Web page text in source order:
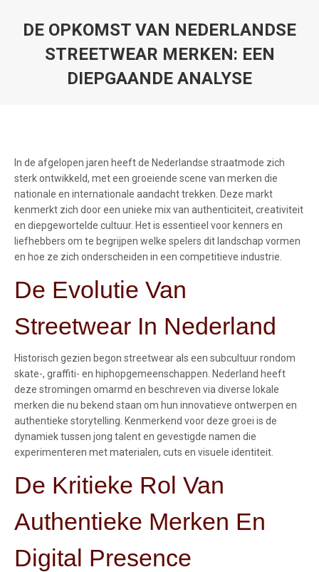
DE OPKOMST VAN NEDERLANDSE
STREETWEAR MERKEN: EEN
DIEPGAANDE ANALYSE
In de afgelopen jaren heeft de Nederlandse straatmode zich
sterk ontwikkeld, met een groeiende scene van merken die
nationale en internationale aandacht trekken. Deze markt
kenmerkt zich door een unieke mix van authenticiteit, creativiteit
en diepgewortelde cultuur. Het is essentieel voor kenners en
liefhebbers om te begrijpen welke spelers dit landschap vormen
en hoe ze zich onderscheiden in een competitieve industrie.
De Evolutie Van
Streetwear In Nederland
Historisch gezien begon streetwear als een subcultuur rondom
skate-, graffiti- en hiphopgemeenschappen. Nederland heeft
deze stromingen omarmd en beschreven via diverse lokale
merken die nu bekend staan om hun innovatieve ontwerpen en
authentieke storytelling. Kenmerkend voor deze groei is de
dynamiek tussen jong talent en gevestigde namen die
experimenteren met materialen, cuts en visuele identiteit.
De Kritieke Rol Van
Authentieke Merken En
Digital Presence